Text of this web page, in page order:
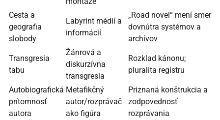
Cesta a
geografia
slobody
Labyrint médií a
informácií
„Road novel“ mení smer
dovnútra systémov a
archívov
Transgresia
tabu
Žánrová a
diskurzívna
transgresia
Rozklad kánonu;
pluralita registru
Autobiografická
prítomnosť
autora
Metafikčný
autor/rozprávač
ako figúra
Priznaná konštrukcia a
zodpovednosť
rozprávania